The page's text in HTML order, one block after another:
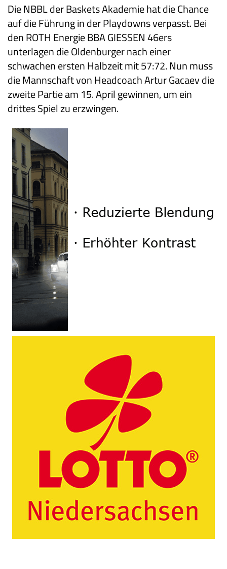
Die NBBL der Baskets Akademie hat die Chance
auf die Führung in der Playdowns verpasst. Bei
den ROTH Energie BBA GIESSEN 46ers
unterlagen die Oldenburger nach einer
schwachen ersten Halbzeit mit 57:72. Nun muss
die Mannschaft von Headcoach Artur Gacaev die
zweite Partie am 15. April gewinnen, um ein
drittes Spiel zu erzwingen.